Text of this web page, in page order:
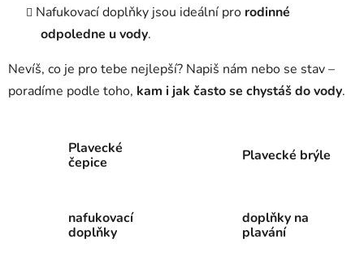
Nafukovací doplňky jsou ideální pro rodinné
odpoledne u vody.
Nevíš, co je pro tebe nejlepší? Napiš nám nebo se stav –
poradíme podle toho, kam i jak často se chystáš do vody.
Plavecké
čepice
Plavecké brýle
nafukovací
doplňky
doplňky na
plavání